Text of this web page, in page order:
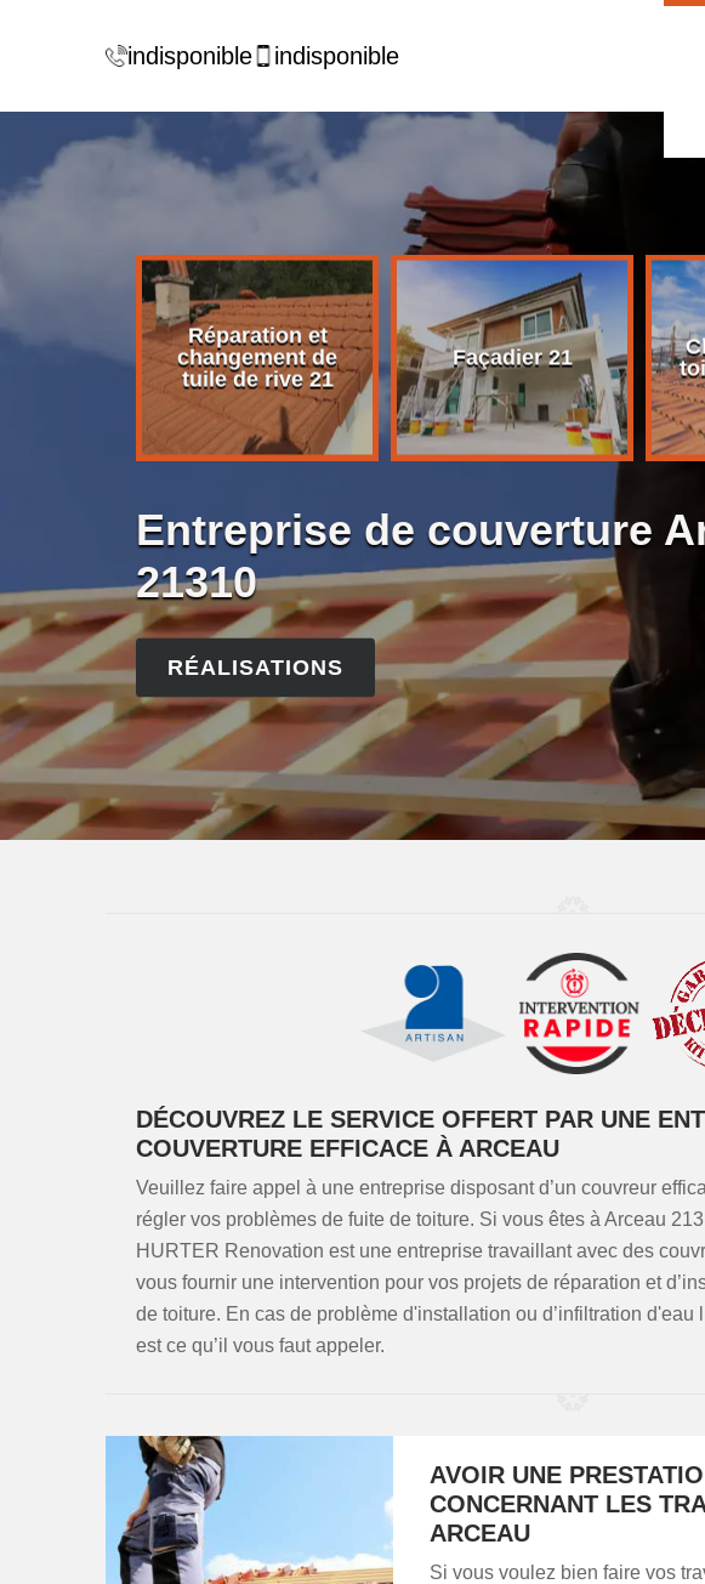
indisponible indisponible
de
Réparation et
changement de
tuile de rive 21
Façadier 21
Entreprise de couverture
21310
RÉALISATIONS
DÉCOUVREZ LE SERVICE OFFERT PAR UNE
COUVERTURE EFFICACE À ARCEAU
Veuillez faire appel à une entreprise disposant d’un couvreur
régler vos problèmes de fuite de toiture. Si vous êtes à Arceau
HURTER Renovation est une entreprise travaillant avec des
vous fournir une intervention pour vos projets de réparation et
de toiture. En cas de problème d'installation ou d’infiltration d'eau
est ce qu’il vous faut appeler.
AVOIR UNE
CONCERNANT LES
ARCEAU
Si vous voulez bien faire vos